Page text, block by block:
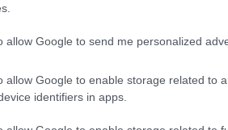
allow Google to send me personalized
allow Google to enable storage related to
identifiers in apps.
karácsonyi hangulat eléréséhez
unokatestvére. Az Arroz con